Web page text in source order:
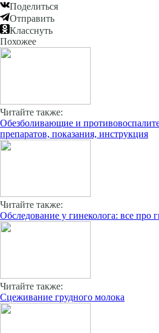
Поделиться
Отправить
Класснуть
Похожее
Читайте также:
Обезболивающие и
препаратов, показания, инструкция
Читайте также:
Обследование у гинеколога: все про
Читайте также:
Сцеживание грудного молока